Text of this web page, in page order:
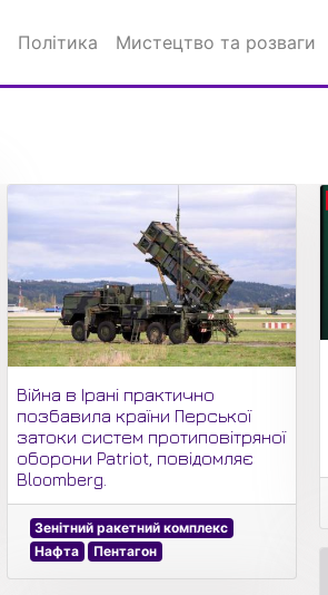
Політика Мистецтво та розваги
Війна в Ірані практично
позбавила країни Перської
затоки систем протиповітряної
оборони Patriot, повідомляє
Bloomberg.
Зенітний ракетний комплекс
Нафта
Пентагон